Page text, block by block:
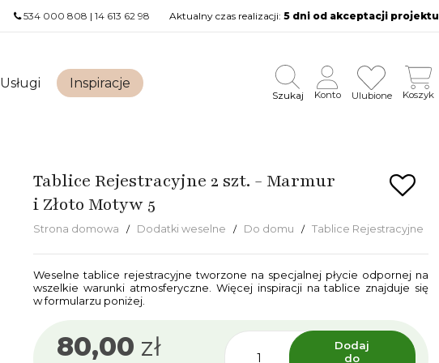
534 000 808 | 14 613 62 98 Aktualny czas realizacji: 5 dni od akceptacji projektu
Usługi Inspiracje
Szukaj Konto Ulubione Koszyk
Tablice Rejestracyjne 2 szt. - Marmur
i Złoto Motyw 5
Strona domowa Dodatki weselne Do domu Tablice Rejestracyjne
Weselne tablice rejestracyjne tworzone na specjalnej płycie odpornej na
wszelkie warunki atmosferyczne. Więcej inspiracji na tablice znajduje się
w formularzu poniżej.
80,00 zł
Dodaj
do